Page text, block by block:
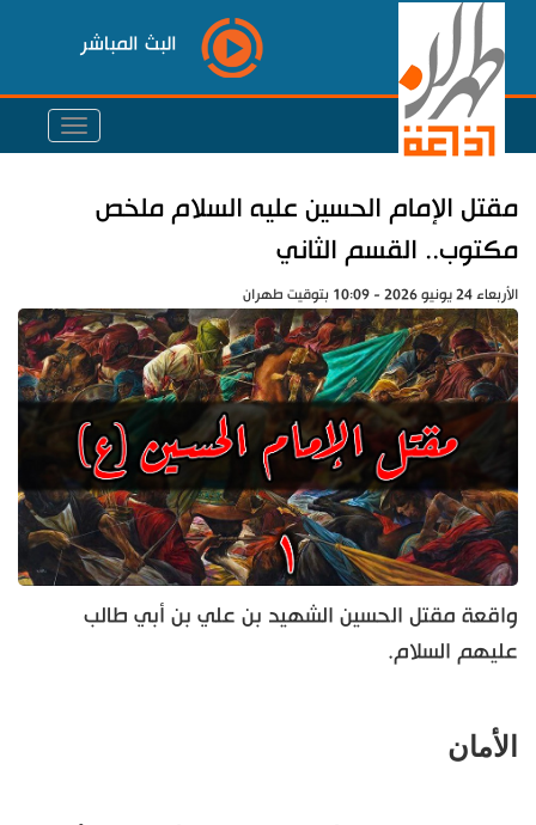
البث المباشر
مقتل الإمام الحسين عليه السلام ملخص
مكتوب.. القسم الثاني
الأربعاء 24 يونيو 2026 - 10:09 بتوقيت طهران
واقعة مقتل الحسين الشهيد بن علي بن أبي طالب
عليهم السلام.
الأمان